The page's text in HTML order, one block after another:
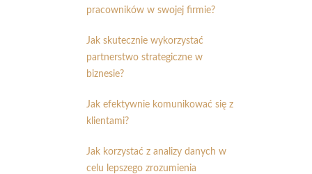
pracowników w swojej firmie?
Jak skutecznie wykorzystać
partnerstwo strategiczne w
biznesie?
Jak efektywnie komunikować się z
klientami?
Jak korzystać z analizy danych w
celu lepszego zrozumienia